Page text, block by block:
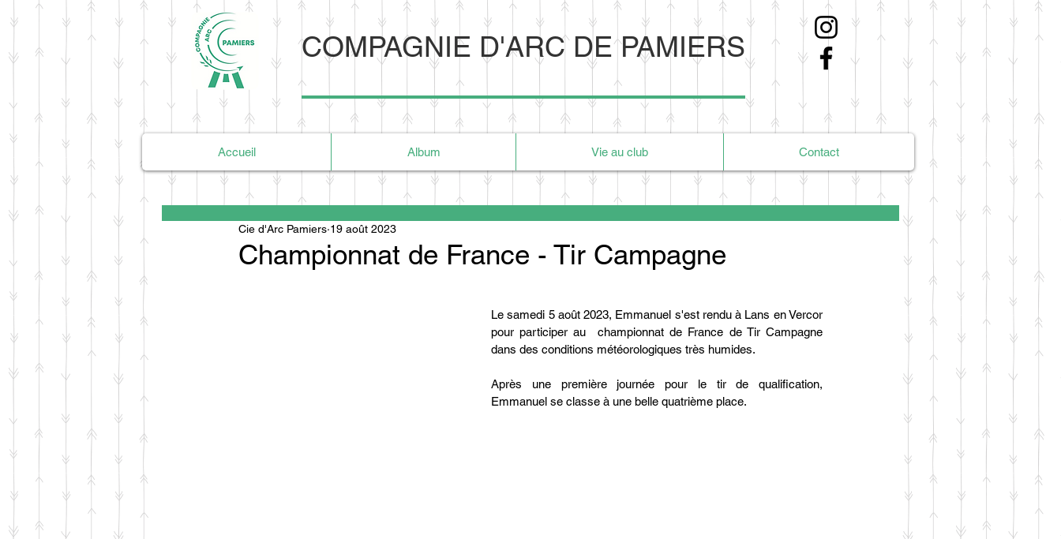
COMPAGNIE D'ARC DE PAMIERS
Accueil Album Vie au club Contact
Championnat de France - Tir Campagne
Cie d'Arc Pamiers 19 août 2023
Le samedi 5 août 2023, Emmanuel s'est rendu à Lans en Vercor
pour participer au  championnat de France de Tir Campagne
dans des conditions météorologiques très humides.
Après une première journée pour le tir de qualification,
Emmanuel se classe à une belle quatrième place.